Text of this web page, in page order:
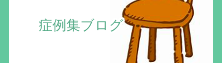
症例集ブログ